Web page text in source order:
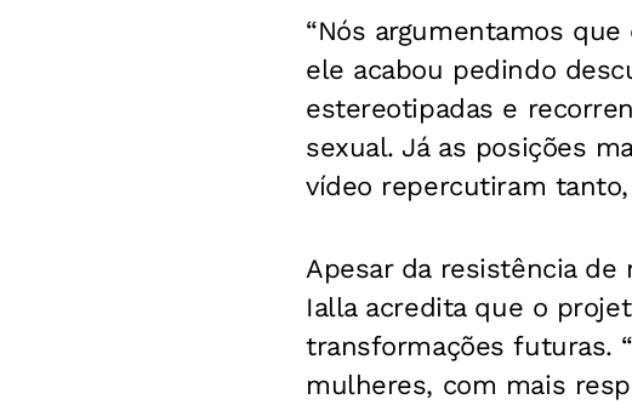
“Nós argumentamos
ele acabou pedindo
estereotipadas e
sexual. Já as posições
vídeo repercutiram
Apesar da resistência
Ialla acredita que o
transformações futuras.
mulheres, com mais